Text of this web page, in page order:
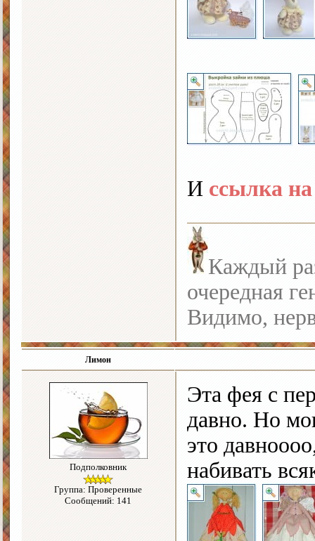
И ссылка
Каждый
очередная
Видимо,
Лимон
Подполковник
Группа: Проверенные
Сообщений: 141
Эта фея с
давно. Но
это
набивать